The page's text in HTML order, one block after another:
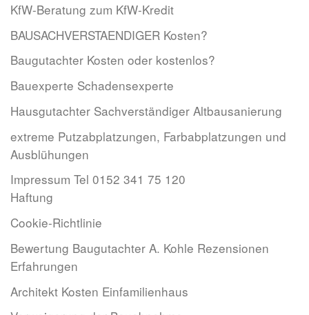
KfW-Beratung zum KfW-Kredit
BAUSACHVERSTAENDIGER Kosten?
Baugutachter Kosten oder kostenlos?
Bauexperte Schadensexperte
Hausgutachter Sachverständiger Altbausanierung
extreme Putzabplatzungen, Farbabplatzungen und
Ausblühungen
Impressum Tel 0152 341 75 120
Haftung
Cookie-Richtlinie
Bewertung Baugutachter A. Kohle Rezensionen
Erfahrungen
Architekt Kosten Einfamilienhaus